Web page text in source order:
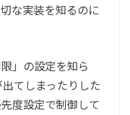
な実装を知るのに
」の設定を知ら
てしまったりした
度設定で制御して